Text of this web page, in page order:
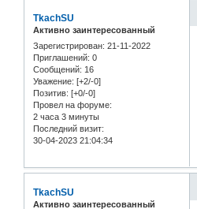
TkachSU
Активно заинтересованный
Зарегистрирован: 21-11-2022
Приглашений: 0
Сообщений: 16
Уважение: [+2/-0]
Позитив: [+0/-0]
Провел на форуме:
2 часа 3 минуты
Последний визит:
30-04-2023 21:04:34
TkachSU
Активно заинтересованный